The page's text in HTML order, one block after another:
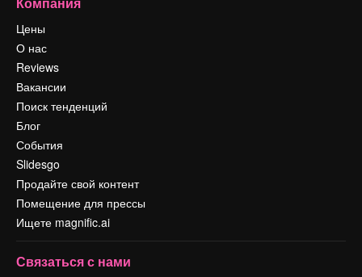
Цены
О нас
Reviews
Вакансии
Поиск тенденций
Блог
События
Slidesgo
Продайте свой контент
Помещение для прессы
Ищете magnific.ai
Связаться с нами